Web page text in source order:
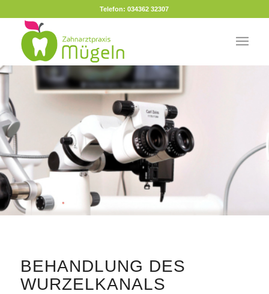
Telefon: 034362 32307
BEHANDLUNG DES
WURZELKANALS